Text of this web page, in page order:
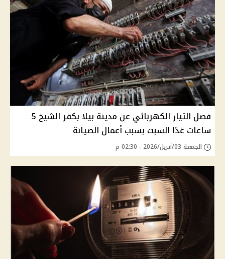
فصل التيار الكهربائي عن مدينة بيلا بكفر الشيخ 5
ساعات غدًا السبت بسبب أعمال الصيانة
الجمعة 03/أبريل/2026 - 02:30 م